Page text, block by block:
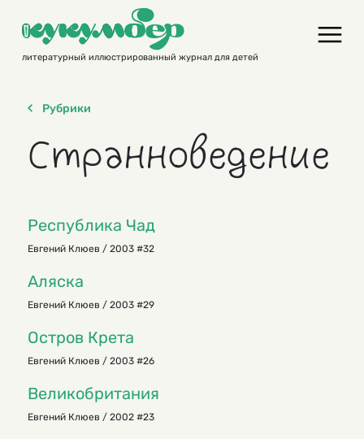
contentлитературный иллюстрированный журнал для детей
Рубрики
Странноведение
Республика Чад
Евгений Клюев / 2003 #32
Аляска
Евгений Клюев / 2003 #29
Остров Крета
Евгений Клюев / 2003 #26
Великобритания
Евгений Клюев / 2002 #23